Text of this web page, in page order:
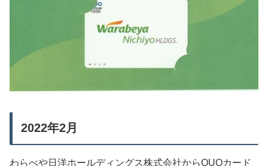
2022年2月
わらべや日洋ホールディングス株式会社からQUOカード